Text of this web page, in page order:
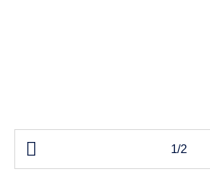
 1/2